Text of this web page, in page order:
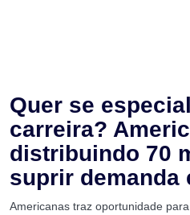
Quer se
carreira?
distribuindo 70
suprir demanda
Americanas traz oportunidade